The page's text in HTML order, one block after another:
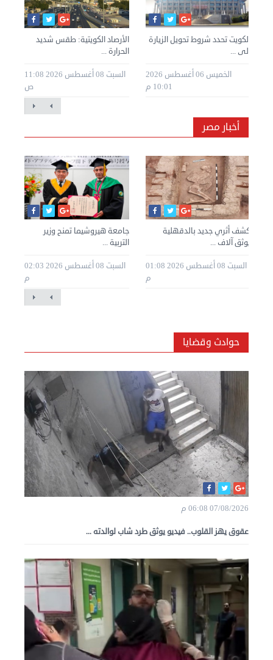
الأرصاد الكويتية: طقس شديد
الحرارة ...
السبت 08 أغسطس 2026 11:08
ص
الكويت تحدد شروط تحويل الزيارة
إلى ...
الخميس 06 أغسطس 2026
10:01 م
أخبار مصر
جامعة هيروشيما تمنح وزير
التربية ...
السبت 08 أغسطس 2026 02:03
م
كشف أثري جديد بالدقهلية
يوثق آلاف ...
السبت 08 أغسطس 2026 01:08
م
حوادث وقضايا
07/08/2026 06:08 م
عقوق يهز القلوب.. فيديو يوثق طرد شاب لوالدته ...